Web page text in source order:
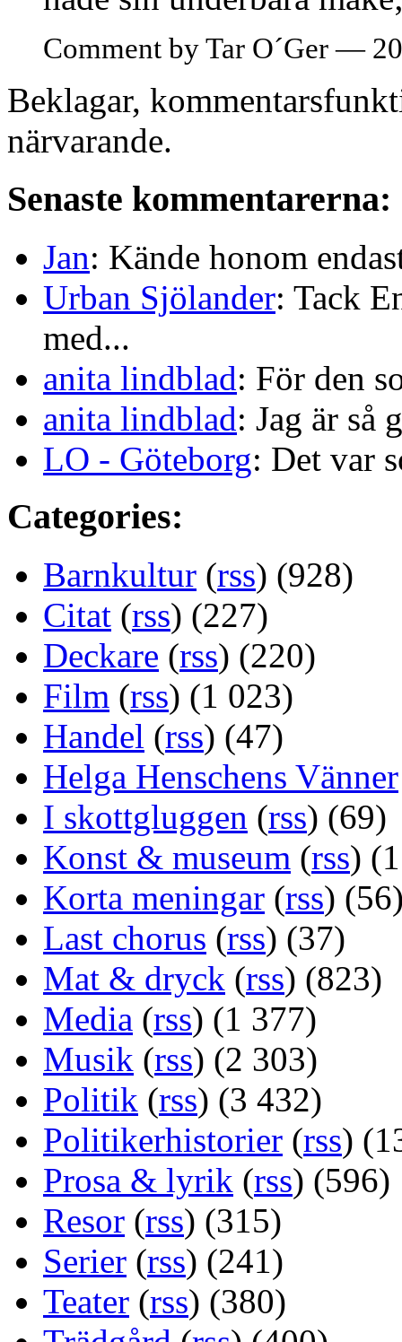
Comment by Tar O´Ger —
Beklagar,
närvarande.
Senaste kommentarerna:
Jan: Kände honom
Urban Sjölander: Tack
med...
anita lindblad: För den
anita lindblad: Jag är så
LO - Göteborg: Det var
Categories:
Barnkultur (rss) (928)
Citat (rss) (227)
Deckare (rss) (220)
Film (rss) (1 023)
Handel (rss) (47)
Helga Henschens Vänner
I skottgluggen (rss) (69)
Konst & museum (rss)
Korta meningar (rss)
Last chorus (rss) (37)
Mat & dryck (rss) (823)
Media (rss) (1 377)
Musik (rss) (2 303)
Politik (rss) (3 432)
Politikerhistorier (rss)
Prosa & lyrik (rss) (596)
Resor (rss) (315)
Serier (rss) (241)
Teater (rss) (380)